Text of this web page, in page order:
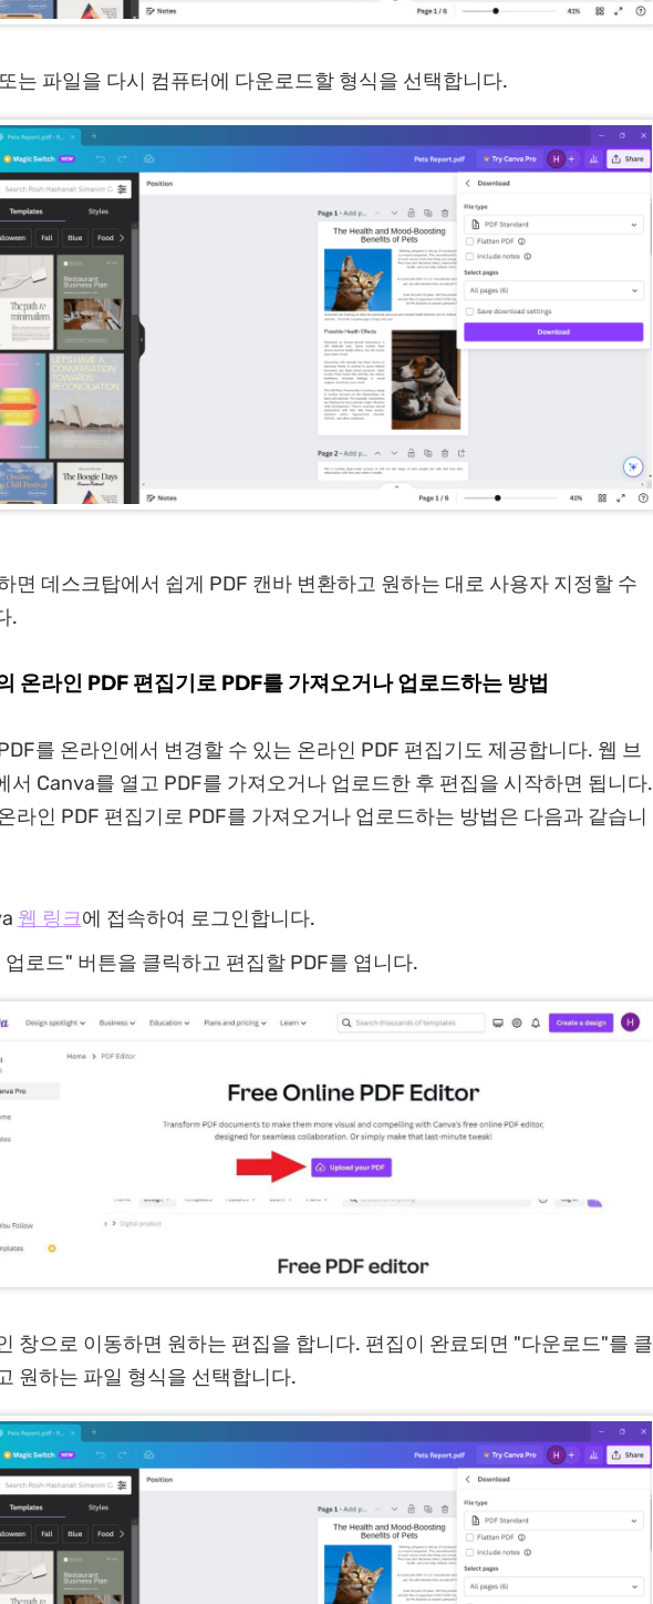
는 파일을 다시 컴퓨터에 다운로드할 형식을 선택합니다.
면 데스크탑에서 쉽게 PDF 캔바 변환하고 원하는 대로 사용자 지정할 수
.
온라인 PDF 편집기로 PDF를 가져오거나 업로드하는 방법
를 온라인에서 변경할 수 있는 온라인 PDF 편집기도 제공합니다. 웹 브
서 Canva를 열고 PDF를 가져오거나 업로드한 후 편집을 시작하면 됩니다.
라인 PDF 편집기로 PDF를 가져오거나 업로드하는 방법은 다음과 같습니
웹 링크에 접속하여 로그인합니다.
업로드" 버튼을 클릭하고 편집할 PDF를 엽니다.
창으로 이동하면 원하는 편집을 합니다. 편집이 완료되면 "다운로드"를 클
원하는 파일 형식을 선택합니다.